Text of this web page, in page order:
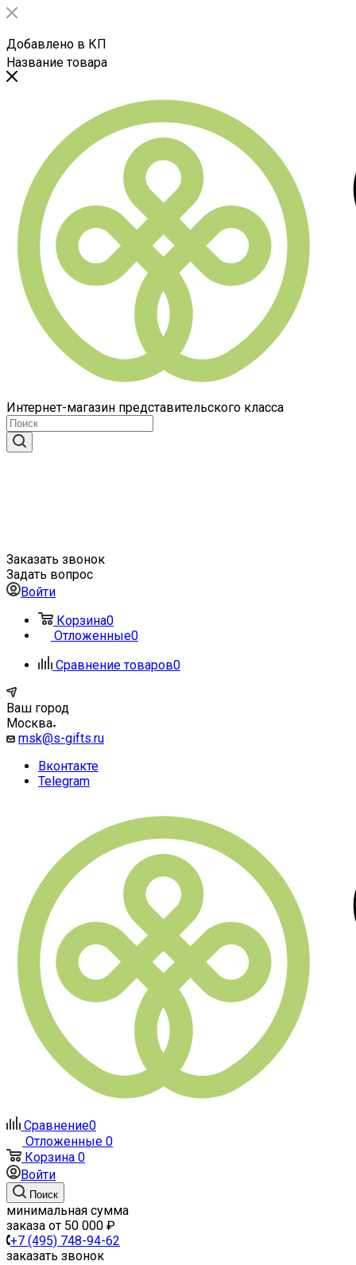
Добавлено в КП
Название товара
Интернет-магазин представительского класса
Заказать звонок
Задать вопрос
Войти
Корзина0
Отложенные0
Сравнение товаров0
Ваш город
Москва
msk@s-gifts.ru
Вконтакте
Telegram
Сравнение0
Отложенные 0
Корзина 0
Войти
Поиск
минимальная сумма
заказа от 50 000 ₽
+7 (495) 748-94-62
заказать звонок